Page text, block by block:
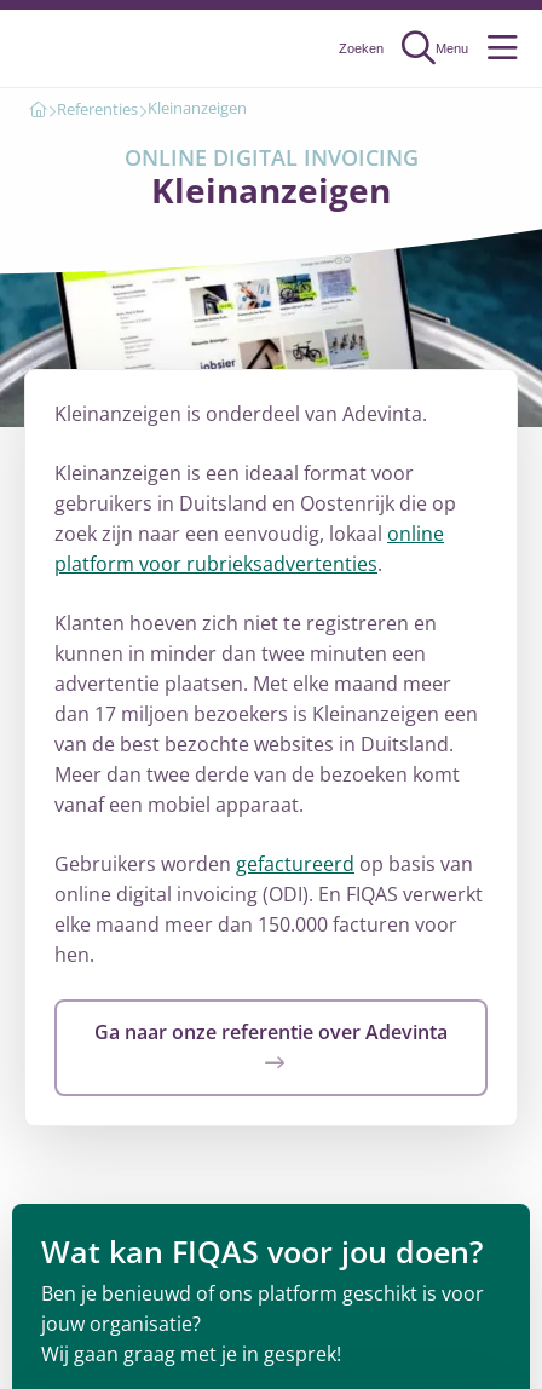
Zoeken
Menu
Referenties Kleinanzeigen
ONLINE DIGITAL INVOICING
Kleinanzeigen
Kleinanzeigen is onderdeel van Adevinta.
Kleinanzeigen is een ideaal format voor
gebruikers in Duitsland en Oostenrijk die op
zoek zijn naar een eenvoudig, lokaal online
platform voor rubrieksadvertenties.
Klanten hoeven zich niet te registreren en
kunnen in minder dan twee minuten een
advertentie plaatsen. Met elke maand meer
dan 17 miljoen bezoekers is Kleinanzeigen een
van de best bezochte websites in Duitsland.
Meer dan twee derde van de bezoeken komt
vanaf een mobiel apparaat.
Gebruikers worden gefactureerd op basis van
online digital invoicing (ODI). En FIQAS verwerkt
elke maand meer dan 150.000 facturen voor
hen.
Ga naar onze referentie over Adevinta
Wat kan FIQAS voor jou doen?
Ben je benieuwd of ons platform geschikt is voor
jouw organisatie?
Wij gaan graag met je in gesprek!